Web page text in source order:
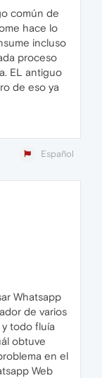
común de
hace lo
incluso
proceso
EL antiguo
de eso ya
Español
Whatsapp
de varios
todo fluía
obtuve
en el
Web